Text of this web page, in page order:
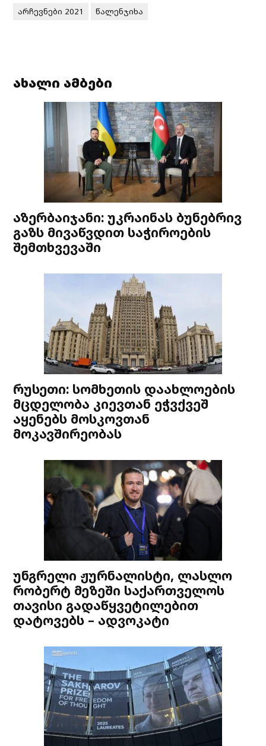
არჩევნები 2021 წალენჯიხა
ახალი ამბები
აზერბაიჯანი: უკრაინას ბუნებრივ
გაზს მივაწვდით საჭიროების
შემთხვევაში
რუსეთი: სომხეთის დაახლოების
მცდელობა კიევთან ეჭვქვეშ
აყენებს მოსკოვთან
მოკავშირეობას
უნგრელი ჟურნალისტი, ლასლო
რობერტ მეზეში საქართველოს
თავისი გადაწყვეტილებით
დატოვებს – ადვოკატი